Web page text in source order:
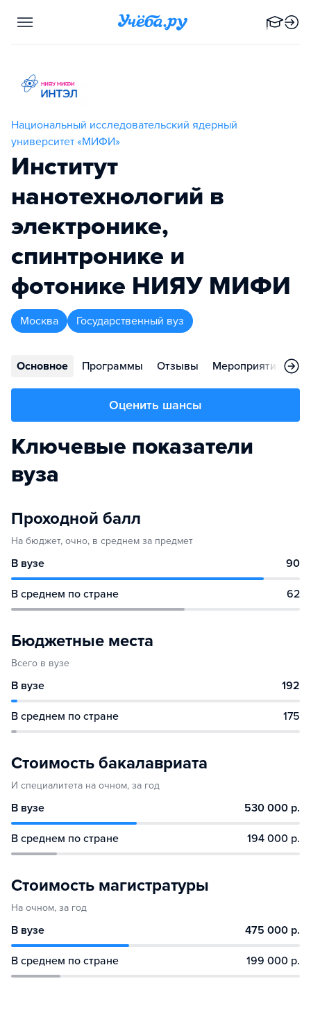
Национальный исследовательский ядерный
университет «МИФИ»
Институт
нанотехнологий в
электронике,
спинтронике и
фотонике НИЯУ МИФИ
Москва Государственный вуз
Основное Программы Отзывы Мероприятия
Оценить шансы
Ключевые показатели
вуза
Проходной балл
На бюджет, очно, в среднем за предмет
В вузе 90
В среднем по стране 62
Бюджетные места
Всего в вузе
В вузе 192
В среднем по стране 175
Стоимость бакалавриата
И специалитета на очном, за год
В вузе 530 000 р.
В среднем по стране 194 000 р.
Стоимость магистратуры
На очном, за год
В вузе 475 000 р.
В среднем по стране 199 000 р.